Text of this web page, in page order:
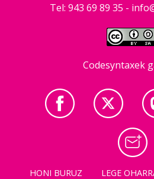
Tel: 943 69 89 35 -
Codesyntaxek
HONI BURUZ LEGE